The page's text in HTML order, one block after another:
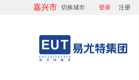
嘉兴市 切换城市 登录 注册